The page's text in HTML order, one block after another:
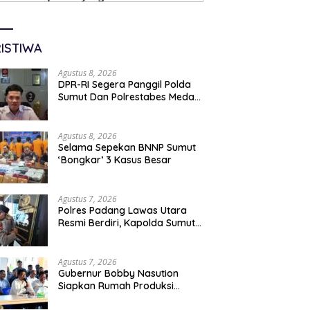
Agustus 8, 2026
DPR-RI Segera Panggil Polda
Sumut Dan Polrestabes Medan
Agustus 8, 2026
Selama Sepekan BNNP Sumut
‘Bongkar’ 3 Kasus Besar
Agustus 7, 2026
Polres Padang Lawas Utara
Resmi Berdiri, Kapolda Sumut
Agustus 7, 2026
Gubernur Bobby Nasution
Siapkan Rumah Produksi